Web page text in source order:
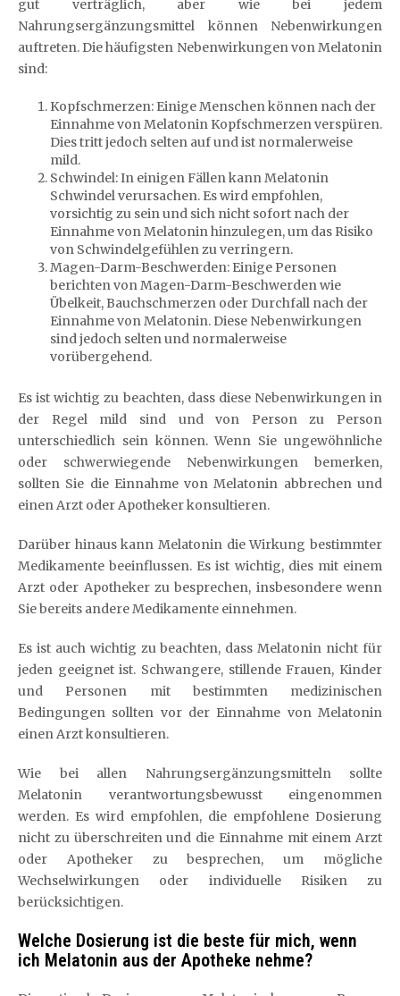
gut verträglich, aber wie bei jedem
Nahrungsergänzungsmittel können Nebenwirkungen
auftreten. Die häufigsten Nebenwirkungen von Melatonin
sind:
Kopfschmerzen: Einige Menschen können nach der
Einnahme von Melatonin Kopfschmerzen verspüren.
Dies tritt jedoch selten auf und ist normalerweise
mild.
Schwindel: In einigen Fällen kann Melatonin
Schwindel verursachen. Es wird empfohlen,
vorsichtig zu sein und sich nicht sofort nach der
Einnahme von Melatonin hinzulegen, um das Risiko
von Schwindelgefühlen zu verringern.
Magen-Darm-Beschwerden: Einige Personen
berichten von Magen-Darm-Beschwerden wie
Übelkeit, Bauchschmerzen oder Durchfall nach der
Einnahme von Melatonin. Diese Nebenwirkungen
sind jedoch selten und normalerweise
vorübergehend.
Es ist wichtig zu beachten, dass diese Nebenwirkungen in
der Regel mild sind und von Person zu Person
unterschiedlich sein können. Wenn Sie ungewöhnliche
oder schwerwiegende Nebenwirkungen bemerken,
sollten Sie die Einnahme von Melatonin abbrechen und
einen Arzt oder Apotheker konsultieren.
Darüber hinaus kann Melatonin die Wirkung bestimmter
Medikamente beeinflussen. Es ist wichtig, dies mit einem
Arzt oder Apotheker zu besprechen, insbesondere wenn
Sie bereits andere Medikamente einnehmen.
Es ist auch wichtig zu beachten, dass Melatonin nicht für
jeden geeignet ist. Schwangere, stillende Frauen, Kinder
und Personen mit bestimmten medizinischen
Bedingungen sollten vor der Einnahme von Melatonin
einen Arzt konsultieren.
Wie bei allen Nahrungsergänzungsmitteln sollte
Melatonin verantwortungsbewusst eingenommen
werden. Es wird empfohlen, die empfohlene Dosierung
nicht zu überschreiten und die Einnahme mit einem Arzt
oder Apotheker zu besprechen, um mögliche
Wechselwirkungen oder individuelle Risiken zu
berücksichtigen.
Welche Dosierung ist die beste für mich, wenn
ich Melatonin aus der Apotheke nehme?